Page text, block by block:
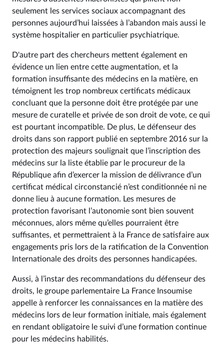
seulement les services sociaux accompagnant des
personnes aujourd’hui laissées à l’abandon mais aussi le
système hospitalier en particulier psychiatrique.
D'autre part des chercheurs mettent également en
évidence un lien entre cette augmentation, et la
formation insuffisante des médecins en la matière, en
témoignent les trop nombreux certificats médicaux
concluant que la personne doit être protégée par une
mesure de curatelle et privée de son droit de vote, ce qui
est pourtant incompatible. De plus, Le défenseur des
droits dans son rapport publié en septembre 2016 sur la
protection des majeurs soulignait que l’inscription des
médecins sur la liste établie par le procureur de la
République afin d’exercer la mission de délivrance d’un
certificat médical circonstancié n’est conditionnée ni ne
donne lieu à aucune formation. Les mesures de
protection favorisant l’autonomie sont bien souvent
méconnues, alors même qu’elles pourraient être
suffisantes, et permettraient à la France de satisfaire aux
engagements pris lors de la ratification de la Convention
Internationale des droits des personnes handicapées.
Aussi, à l’instar des recommandations du défenseur des
droits, le groupe parlementaire La France Insoumise
appelle à renforcer les connaissances en la matière des
médecins lors de leur formation initiale, mais également
en rendant obligatoire le suivi d’une formation continue
pour les médecins habilités.